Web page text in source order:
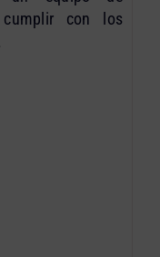
cumplir con los